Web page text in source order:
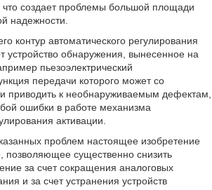
создает проблемы большой площади
надежности.
контур автоматического регулирования
устройство обнаружения, вынесенное на
пьезоэлектрический
передачи которого может со
приводить к необнаруживаемым дефектам,
ошибки в работе механизма
активации.
проблем настоящее изобретение
позволяющее существенно снизить
за счет сокращения аналоговых
и за счет устранения устройств